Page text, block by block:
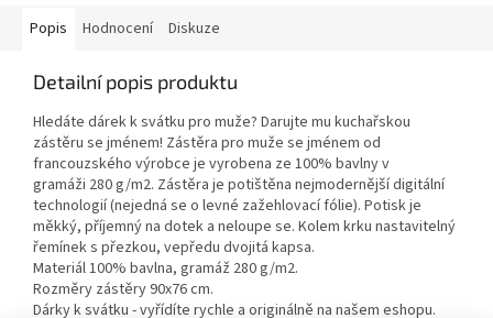
Popis Hodnocení Diskuze
Detailní popis produktu
Hledáte dárek k svátku pro muže? Darujte mu kuchařskou
zástěru se jménem! Zástěra pro muže se jménem od
francouzského výrobce je vyrobena ze 100% bavlny v
gramáži 280 g/m2. Zástěra je potištěna nejmodernější digitální
technologií (nejedná se o levné zažehlovací fólie). Potisk je
měkký, příjemný na dotek a neloupe se. Kolem krku nastavitelný
řemínek s přezkou, vepředu dvojitá kapsa.
Materiál 100% bavlna, gramáž 280 g/m2.
Rozměry zástěry 90x76 cm.
Dárky k svátku - vyřídíte rychle a originálně na našem eshopu.